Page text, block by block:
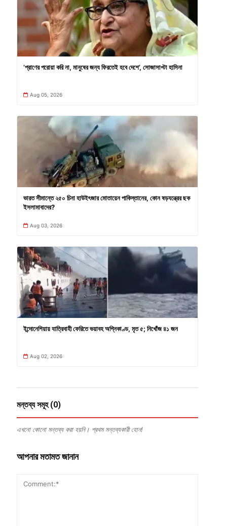
’প্রাণের পরোয়া করি না, মানুষের জন্য ফিরতেই হবে দেশে’, সোজাসাপ্টা হাসিনা
Aug 05, 2026
ভারত সীমান্তে ২৫০ চিনা হাউইৎজার মোতায়েন পাকিস্তানের, কোন ষড়যন্ত্রের ছক
ইসলামাবাদের?
Aug 03, 2026
ইন্দোনেশিয়ায় যাত্রিবাহী ফেরিতে ভয়াবহ অগ্নিকাণ্ড, মৃত ৫; নিখোঁজ ৪১ জন
Aug 02, 2026
মন্তব্য সমূহ (0)
এখনো কোনো মন্তব্য করা হয়নি। প্রথম মন্তব্যকারী হোন!
আপনার মতামত জানান